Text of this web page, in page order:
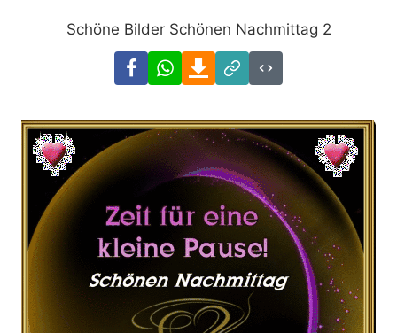
Schöne Bilder Schönen Nachmittag 2
FacebookWhatsAppDownload
Link
Code